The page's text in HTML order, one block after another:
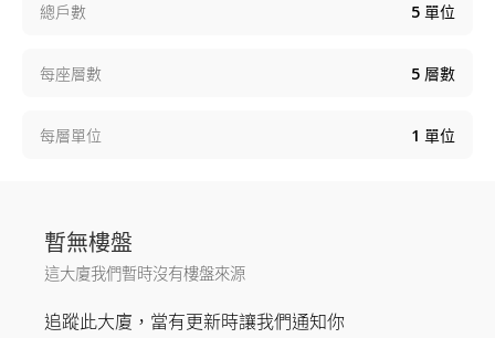
總戶數 5 單位
每座層數 5 層數
每層單位 1 單位
暫無樓盤
這大廈我們暫時沒有樓盤來源
追蹤此大廈，當有更新時讓我們通知你